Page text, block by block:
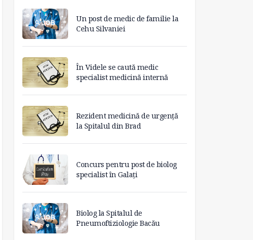
Un post de medic de familie la
Cehu Silvaniei
În Videle se caută medic
specialist medicină internă
Rezident medicină de urgență
la Spitalul din Brad
Concurs pentru post de biolog
specialist în Galați
Biolog la Spitalul de
Pneumoftiziologie Bacău